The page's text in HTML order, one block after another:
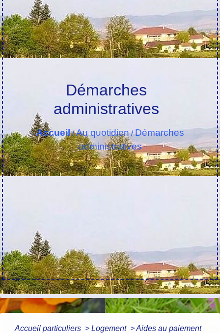
Démarches
administratives
Accueil/Au quotidien/Démarches
administratives
Accueil particuliers > Logement >Aides au paiement